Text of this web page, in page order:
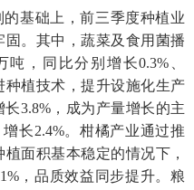
基础上，前三季度种植业
。其中，蔬菜及食用菌播
吨，同比分别增长0.3%、
种植技术，提升设施化生产
3.8%，成为产量增长的主
长2.4%。柑橘产业通过推
面积基本稳定的情况下，
，品质效益同步提升。粮